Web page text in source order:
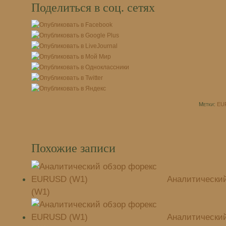
Поделиться в соц. сетях
Метки:
Похожие записи
(W1)